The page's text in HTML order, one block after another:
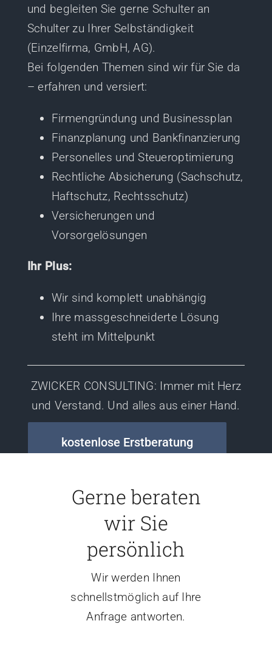
und begleiten Sie gerne Schulter an
Schulter zu Ihrer Selbständigkeit
(Einzelfirma, GmbH, AG).
Bei folgenden Themen sind wir für Sie da
– erfahren und versiert:
Firmengründung und Businessplan
Finanzplanung und Bankfinanzierung
Personelles und Steueroptimierung
Rechtliche Absicherung (Sachschutz,
Haftschutz, Rechtsschutz)
Versicherungen und
Vorsorgelösungen
Ihr Plus:
Wir sind komplett unabhängig
Ihre massgeschneiderte Lösung
steht im Mittelpunkt
ZWICKER CONSULTING: Immer mit Herz
und Verstand. Und alles aus einer Hand.
kostenlose Erstberatung
Gerne beraten
wir Sie
persönlich
Wir werden Ihnen
schnellstmöglich auf Ihre
Anfrage antworten.